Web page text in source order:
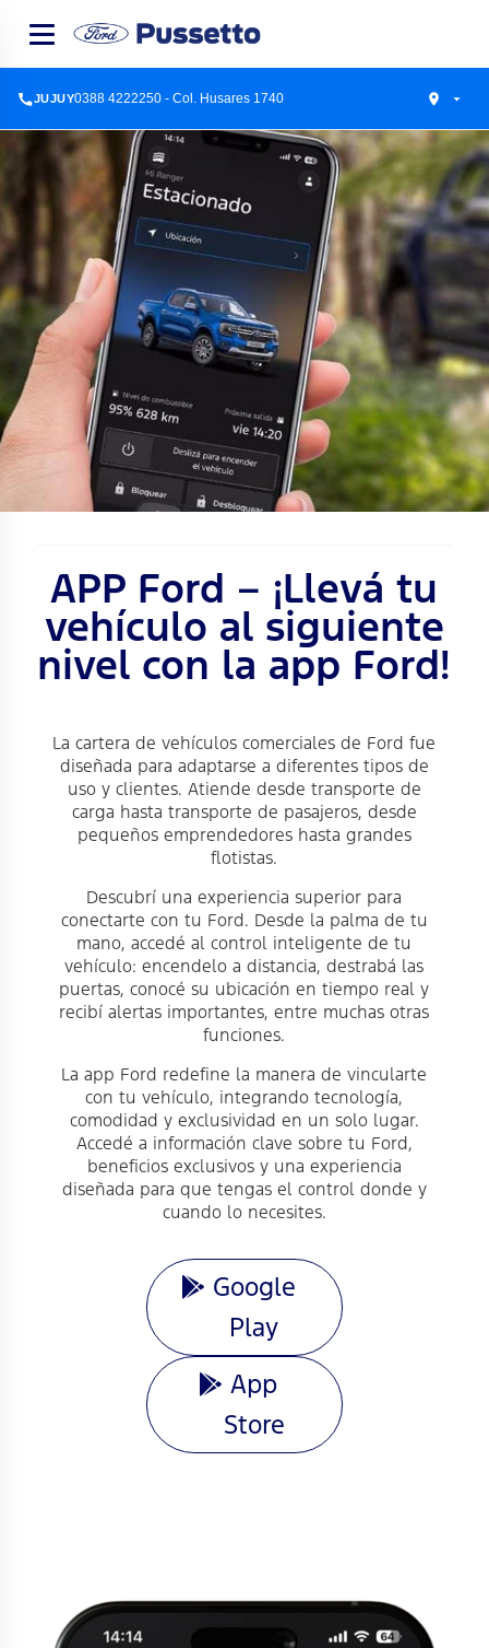
JUJUY0388 4222250 - Col. Husares 1740
APP Ford – ¡Llevá tu
vehículo al siguiente
nivel con la app Ford!
La cartera de vehículos comerciales de Ford fue
diseñada para adaptarse a diferentes tipos de
uso y clientes. Atiende desde transporte de
carga hasta transporte de pasajeros, desde
pequeños emprendedores hasta grandes
flotistas.
Descubrí una experiencia superior para
conectarte con tu Ford. Desde la palma de tu
mano, accedé al control inteligente de tu
vehículo: encendelo a distancia, destrabá las
puertas, conocé su ubicación en tiempo real y
recibí alertas importantes, entre muchas otras
funciones.
La app Ford redefine la manera de vincularte
con tu vehículo, integrando tecnología,
comodidad y exclusividad en un solo lugar.
Accedé a información clave sobre tu Ford,
beneficios exclusivos y una experiencia
diseñada para que tengas el control donde y
cuando lo necesites.
Google
Play
App
Store